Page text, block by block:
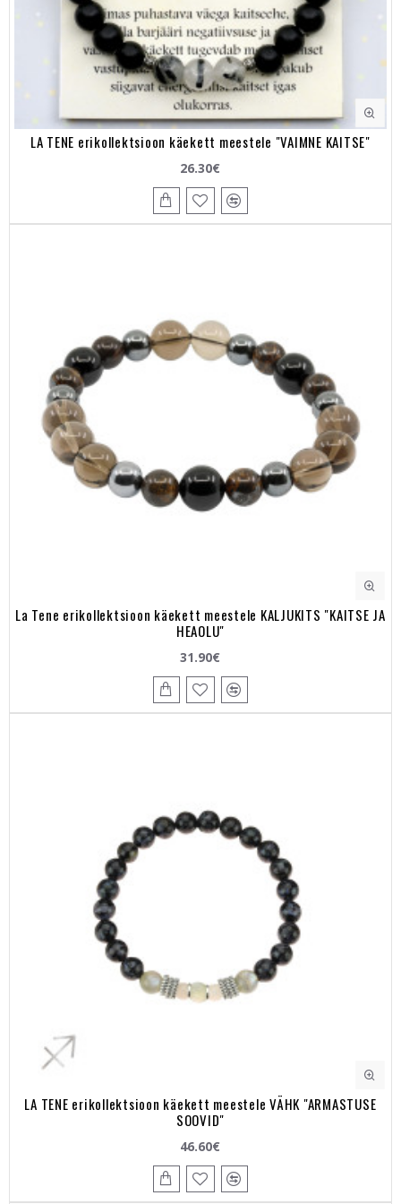
LA TENE erikollektsioon käekett meestele "VAIMNE KAITSE"
26.30€
La Tene erikollektsioon käekett meestele KALJUKITS "KAITSE JA
HEAOLU"
31.90€
LA TENE erikollektsioon käekett meestele VÄHK "ARMASTUSE
SOOVID"
46.60€